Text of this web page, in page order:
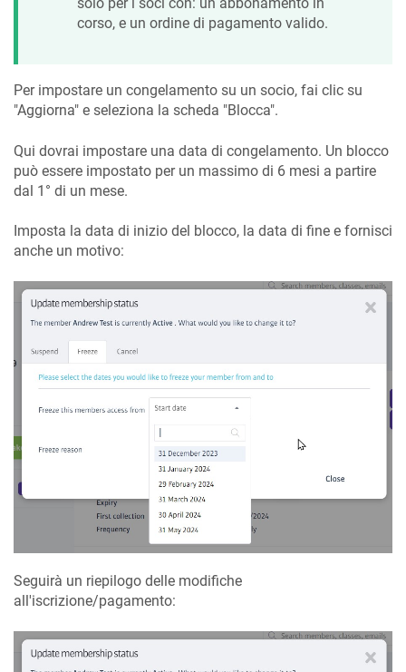
corso, e un ordine di pagamento valido.
Per impostare un congelamento su un socio, fai clic su
"Aggiorna" e seleziona la scheda "Blocca".
Qui dovrai impostare una data di congelamento. Un blocco
può essere impostato per un massimo di 6 mesi a partire
dal 1° di un mese.
Imposta la data di inizio del blocco, la data di fine e fornisci
anche un motivo:
Seguirà un riepilogo delle modifiche
all'iscrizione/pagamento: